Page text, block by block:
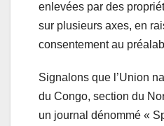
enlevées par des
sur plusieurs axes, en
consentement au
Signalons que l’Union
du Congo, section du
un journal dénommé «